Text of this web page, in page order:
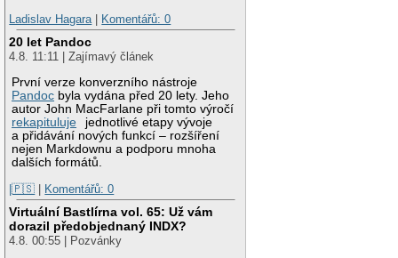
Ladislav Hagara | Komentářů: 0
20 let Pandoc
4.8. 11:11 | Zajímavý článek
První verze konverzního nástroje
Pandoc byla vydána před 20 lety. Jeho
autor John MacFarlane při tomto výročí
rekapituluje
jednotlivé etapy vývoje
a přidávání nových funkcí – rozšíření
nejen Markdownu a podporu mnoha
dalších formátů.
|🇵🇸 | Komentářů: 0
Virtuální Bastlírna vol. 65: Už vám
dorazil předobjednaný INDX?
4.8. 00:55 | Pozvánky